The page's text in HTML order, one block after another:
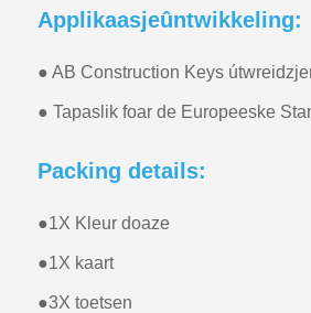
Applikaasjeûntwikkeling:
● AB Construction Keys
● Tapaslik foar de Europeeske
Packing details:
●1X Kleur doaze
●1X kaart
●3X toetsen